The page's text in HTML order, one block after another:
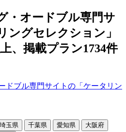
・オードブル専門サ
ングセレクション」
、掲載プラン1734件
埼玉県 千葉県 愛知県
大阪府